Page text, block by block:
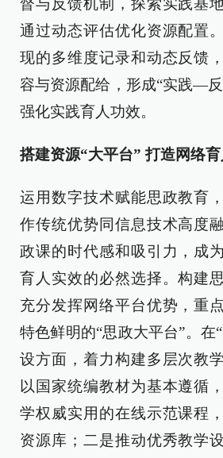
督与反馈机制，探索实践基
通过动态评估优化资源配置
现的多维度记录和动态反馈
容与资源配给，形成“实践—
强化实践育人功效。
搭建资源“大平台” 打造网络
运用数字技术赋能思政教育
作传统优势同信息技术高度
政课的时代感和吸引力，成
育人实效的必然选择。构建
充分发挥网络平台优势，重
特色鲜明的“思政大平台”。在
设方面，着力构建多层次教
以国家统编教材为基本遵循
学权威实用的在线示范课程
资源库；二是推动优秀教学